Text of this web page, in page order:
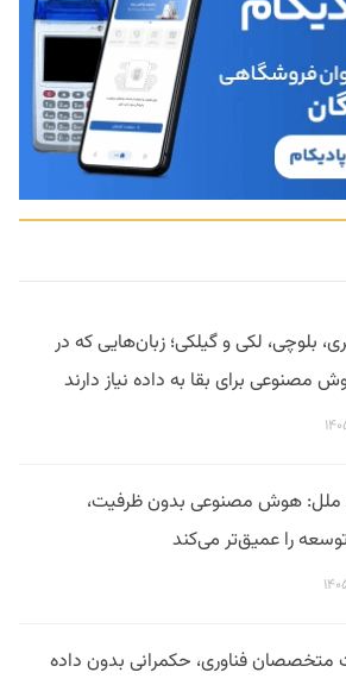
بلوچی، لکی و گیلکی؛ زبان‌هایی که در
مصنوعی برای بقا به داده نیاز دارند
ملل: هوش مصنوعی بدون ظرفیت،
را عمیق‌تر می‌کند
متخصصان فناوری، حکمرانی بدون داده